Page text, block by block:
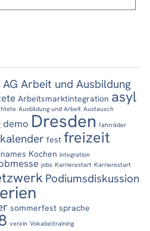
AG Arbeit und Ausbildung
Arbeitsmarktintegration asyl
Ausbildung und Arbeit Austausch
demo Dresden fahrräder
fest freizeit
Kochen integration
jobs Karrierestart Karrierestart
Podiumsdiskussion
sommerfest sprache
verein Vokabeltraining